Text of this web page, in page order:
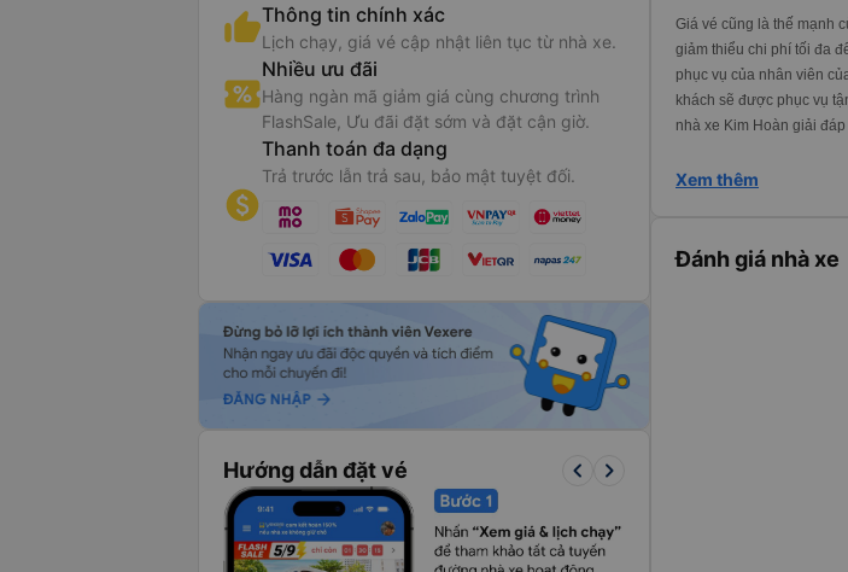
Thông tin chính xác
Lịch chạy, giá vé cập nhật liên tục từ nhà xe.
Nhiều ưu đãi
Hàng ngàn mã giảm giá cùng chương trình
FlashSale, Ưu đãi đặt sớm và đặt cận giờ.
Thanh toán đa dạng
Trả trước lẫn trả sau, bảo mật tuyệt đối.
Hướng dẫn đặt vé keyboard_arrow_left keyboard_arrow_right
Giá vé cũng là thế mạnh
giảm thiểu chi phí tối đa
phục vụ của nhân viên
khách sẽ được phục vụ
nhà xe Kim Hoàn giải đáp
Xem thêm
Đánh giá nhà xe